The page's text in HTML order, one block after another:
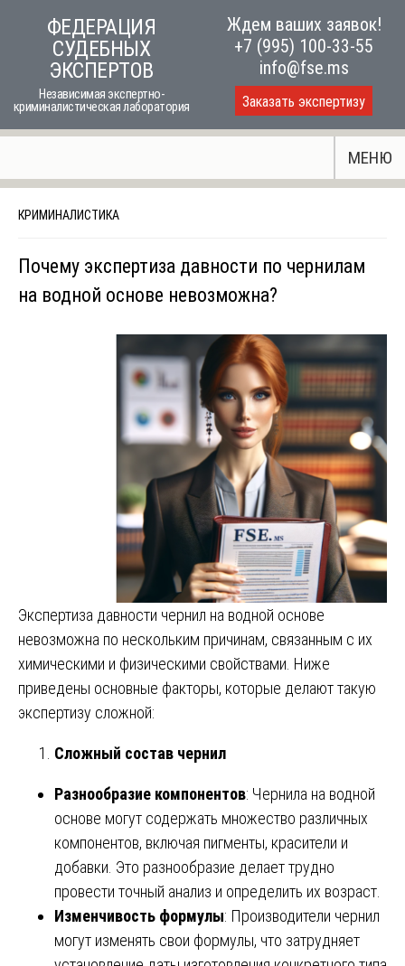
ФЕДЕРАЦИЯ
СУДЕБНЫХ
ЭКСПЕРТОВ
Независимая экспертно-
криминалистическая лаборатория
Ждем ваших заявок!
+7 (995) 100-33-55
info@fse.ms
Заказать экспертизу
МЕНЮ
КРИМИНАЛИСТИКА
Почему экспертиза давности по чернилам
на водной основе невозможна?
Экспертиза давности чернил на водной основе
невозможна по нескольким причинам, связанным с их
химическими и физическими свойствами. Ниже
приведены основные факторы, которые делают такую
экспертизу сложной:
Сложный состав чернил
Разнообразие компонентов: Чернила на водной
основе могут содержать множество различных
компонентов, включая пигменты, красители и
добавки. Это разнообразие делает трудно
провести точный анализ и определить их возраст.
Изменчивость формулы: Производители чернил
могут изменять свои формулы, что затрудняет